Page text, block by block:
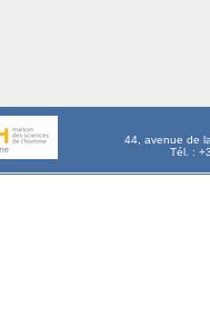
44, avenue de
Tél. :